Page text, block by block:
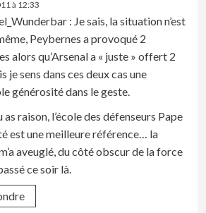
à 12:33
: Je sais, la situation n’est
Peybernes a provoqué 2
alors qu’Arsenal a « juste » offert 2
je sens dans ces deux cas une
générosité dans le geste.
raison, l’école des défenseurs Pape
est une meilleure référence… la
aveuglé, du côté obscur de la force
ce soir là.